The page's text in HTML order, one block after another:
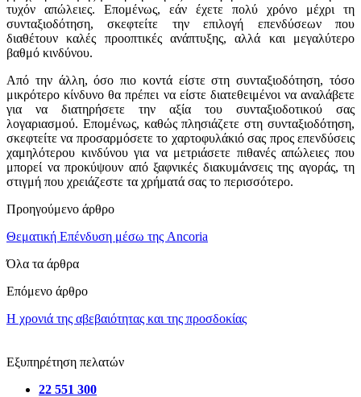
τυχόν απώλειες. Επομένως, εάν έχετε πολύ χρόνο μέχρι τη
συνταξιοδότηση, σκεφτείτε την επιλογή επενδύσεων που
διαθέτουν καλές προοπτικές ανάπτυξης, αλλά και μεγαλύτερο
βαθμό κινδύνου.
Από την άλλη, όσο πιο κοντά είστε στη συνταξιοδότηση, τόσο
μικρότερο κίνδυνο θα πρέπει να είστε διατεθειμένοι να αναλάβετε
για να διατηρήσετε την αξία του συνταξιοδοτικού σας
λογαριασμού. Επομένως, καθώς πλησιάζετε στη συνταξιοδότηση,
σκεφτείτε να προσαρμόσετε το χαρτοφυλάκιό σας προς επενδύσεις
χαμηλότερου κινδύνου για να μετριάσετε πιθανές απώλειες που
μπορεί να προκύψουν από ξαφνικές διακυμάνσεις της αγοράς, τη
στιγμή που χρειάζεστε τα χρήματά σας το περισσότερο.
Προηγούμενο άρθρο
Θεματική Επένδυση μέσω της Ancoria
Όλα τα άρθρα
Επόμενο άρθρο
Η χρονιά της αβεβαιότητας και της προσδοκίας
Εξυπηρέτηση πελατών
22 551 300